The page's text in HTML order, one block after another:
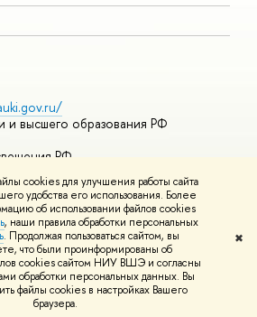
cookies для улучшения работы сайта
удобства его использования. Более
об использовании файлов cookies
, наши правила обработки персональных
. Продолжая пользоваться сайтом, вы
что были проинформированы об
cookies сайтом НИУ ВШЭ и согласны
обработки персональных данных. Вы
файлы cookies в настройках Вашего
браузера.
✖
и высшего образования РФ
РФ
онлайн-курсы
Адреса и контактыУсловия
Политика конфиденциальности
Slab разработаны вШколе дизайна НИУ